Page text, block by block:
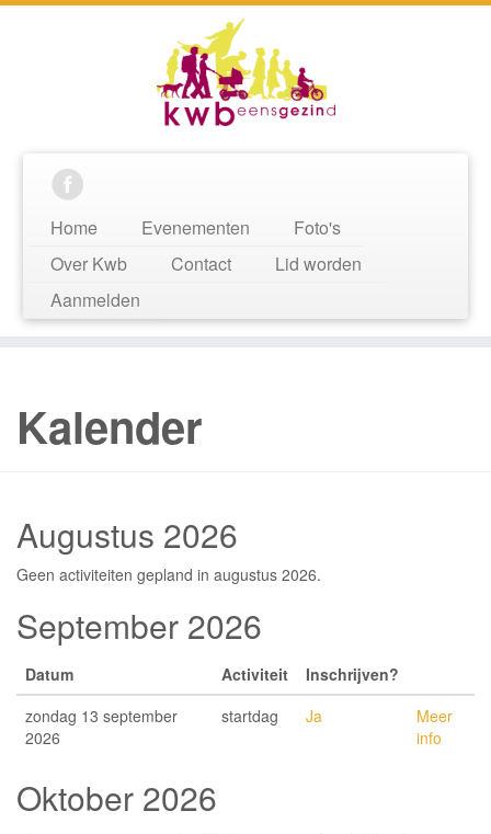
Home Evenementen
Foto's
Over Kwb
Contact
Lid worden
Aanmelden
Kalender
Augustus 2026
Geen activiteiten gepland in augustus 2026.
September 2026
Datum Activiteit
Inschrijven?
zondag 13 september
2026
startdag Ja
Meer
info
Oktober 2026